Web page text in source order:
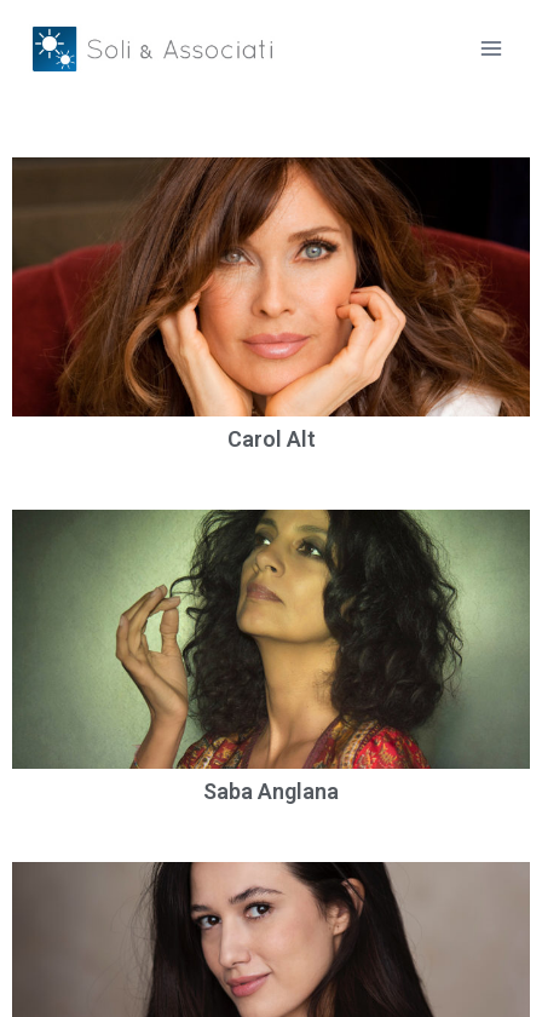
Carol Alt
Saba Anglana